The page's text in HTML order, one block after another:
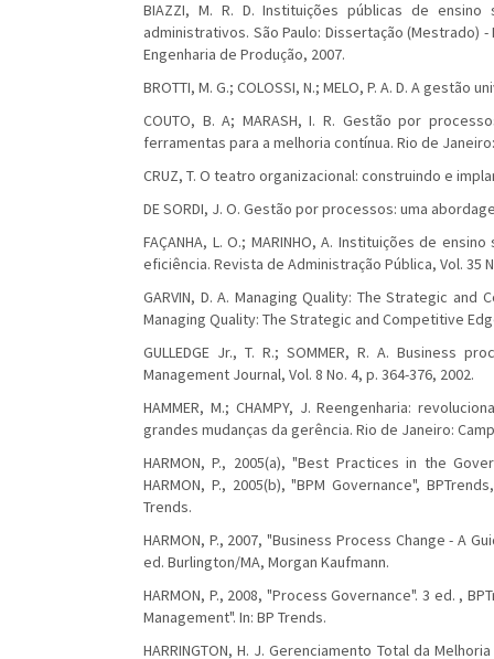
BIAZZI, M. R. D. Instituições públicas de
administrativos. São Paulo: Dissertação (Mestrado)
Engenharia de Produção, 2007.
BROTTI, M. G.; COLOSSI, N.; MELO, P. A. D. A
COUTO, B. A; MARASH, I. R. Gestão por
ferramentas para a melhoria contínua. Rio de
CRUZ, T. O teatro organizacional: construindo e
DE SORDI, J. O. Gestão por processos: uma
FAÇANHA, L. O.; MARINHO, A. Instituições de
eficiência. Revista de Administração Pública, Vol. 35
GARVIN, D. A. Managing Quality: The Strategic and
Managing Quality: The Strategic and Competitive
GULLEDGE Jr., T. R.; SOMMER, R. A. Business
Management Journal, Vol. 8 No. 4, p. 364-376, 2002.
HAMMER, M.; CHAMPY, J. Reengenharia:
grandes mudanças da gerência. Rio de Janeiro:
HARMON, P., 2005(a), "Best Practices in the
HARMON, P., 2005(b), "BPM Governance",
Trends.
HARMON, P., 2007, "Business Process Change - A
ed. Burlington/MA, Morgan Kaufmann.
HARMON, P., 2008, "Process Governance". 3 ed. ,
Management". In: BP Trends.
HARRINGTON, H. J. Gerenciamento Total da